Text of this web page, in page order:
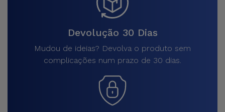
Devolução 30 Dias
Mudou de ideias? Devolva o produto sem
complicações num prazo de 30 dias.